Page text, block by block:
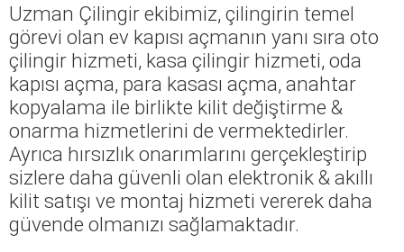
Uzman Çilingir ekibimiz, çilingirin temel
görevi olan ev kapısı açmanın yanı sıra oto
çilingir hizmeti, kasa çilingir hizmeti, oda
kapısı açma, para kasası açma, anahtar
kopyalama ile birlikte kilit değiştirme &
onarma hizmetlerini de vermektedirler.
Ayrıca hırsızlık onarımlarını gerçekleştirip
sizlere daha güvenli olan elektronik & akıllı
kilit satışı ve montaj hizmeti vererek daha
güvende olmanızı sağlamaktadır.